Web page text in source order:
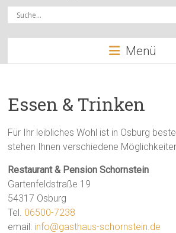
Menü
Essen & Trinken
Für Ihr leibliches Wohl ist in Osburg
stehen Ihnen verschiedene
Restaurant & Pension Schornstein
Gartenfeldstraße 19
54317 Osburg
Tel. 06500-7238
email: info@gasthaus-schornstein.de